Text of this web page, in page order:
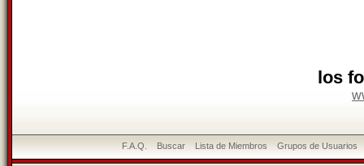
los
F.A.Q. Buscar Lista de Miembros Grupos de Usuarios